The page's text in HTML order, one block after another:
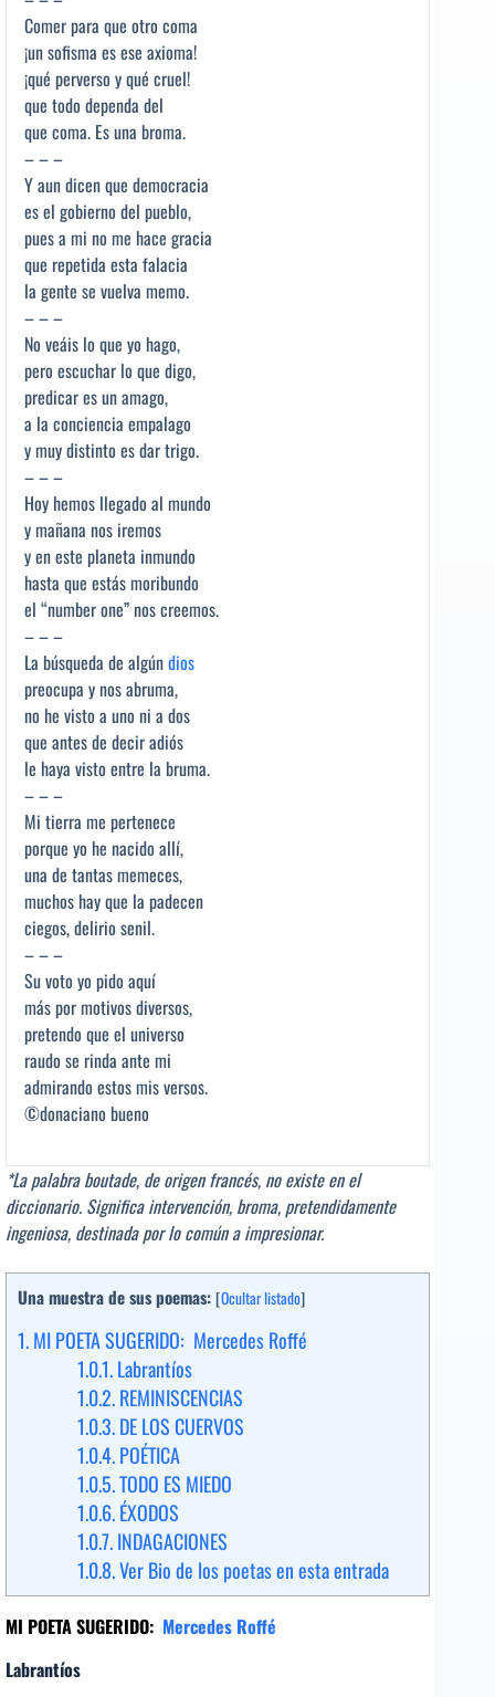
Comer para que otro coma
¡un sofisma es ese axioma!
¡qué perverso y qué cruel!
que todo dependa del
que coma. Es una broma.
– – –
Y aun dicen que democracia
es el gobierno del pueblo,
pues a mi no me hace gracia
que repetida esta falacia
la gente se vuelva memo.
– – –
No veáis lo que yo hago,
pero escuchar lo que digo,
predicar es un amago,
a la conciencia empalago
y muy distinto es dar trigo.
– – –
Hoy hemos llegado al mundo
y mañana nos iremos
y en este planeta inmundo
hasta que estás moribundo
el “number one” nos creemos.
– – –
La búsqueda de algúndios
preocupa y nos abruma,
no he visto a uno ni a dos
que antes de decir adiós
le haya visto entre la bruma.
– – –
Mi tierra me pertenece
porque yo he nacido allí,
una de tantas memeces,
muchos hay que la padecen
ciegos, delirio senil.
– – –
Su voto yo pido aquí
más por motivos diversos,
pretendo que el universo
raudo se rinda ante mi
admirando estos mis versos.
©donaciano bueno
*La palabra boutade, de origen francés, no existe en el
diccionario. Significa intervención, broma, pretendidamente
ingeniosa, destinada por lo común a impresionar.
Una muestra de sus poemas: [Ocultar listado]
1.MI POETA SUGERIDO: Mercedes Roffé
1.0.1.Labrantíos
1.0.2.REMINISCENCIAS
1.0.3.DE LOS CUERVOS
1.0.4.POÉTICA
1.0.5.TODO ES MIEDO
1.0.6.ÉXODOS
1.0.7.INDAGACIONES
1.0.8.Ver Bio de los poetas en esta entrada
MI POETA SUGERIDO: Mercedes Roffé
Labrantíos